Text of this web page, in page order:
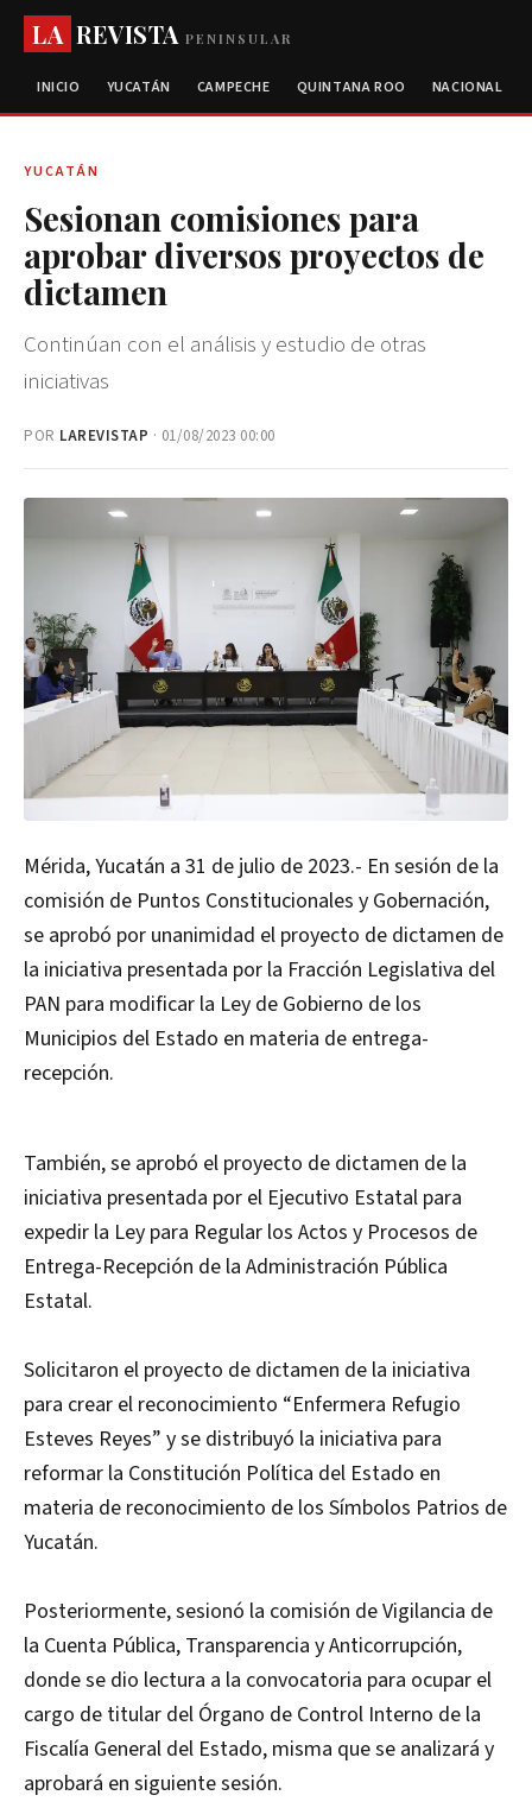
LA REVISTAPENINSULAR
INICIO YUCATÁN CAMPECHE QUINTANA ROO NACIONAL
YUCATÁN
Sesionan comisiones para
aprobar diversos proyectos de
dictamen
Continúan con el análisis y estudio de otras
iniciativas
POR LAREVISTAP · 01/08/2023 00:00
Mérida, Yucatán a 31 de julio de 2023.- En sesión de la
comisión de Puntos Constitucionales y Gobernación,
se aprobó por unanimidad el proyecto de dictamen de
la iniciativa presentada por la Fracción Legislativa del
PAN para modificar la Ley de Gobierno de los
Municipios del Estado en materia de entrega-
recepción.
También, se aprobó el proyecto de dictamen de la
iniciativa presentada por el Ejecutivo Estatal para
expedir la Ley para Regular los Actos y Procesos de
Entrega-Recepción de la Administración Pública
Estatal.
Solicitaron el proyecto de dictamen de la iniciativa
para crear el reconocimiento “Enfermera Refugio
Esteves Reyes” y se distribuyó la iniciativa para
reformar la Constitución Política del Estado en
materia de reconocimiento de los Símbolos Patrios de
Yucatán.
Posteriormente, sesionó la comisión de Vigilancia de
la Cuenta Pública, Transparencia y Anticorrupción,
donde se dio lectura a la convocatoria para ocupar el
cargo de titular del Órgano de Control Interno de la
Fiscalía General del Estado, misma que se analizará y
aprobará en siguiente sesión.